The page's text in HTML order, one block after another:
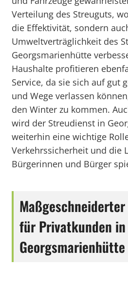
Verteilung des Streuguts,
die Effektivität, sondern
Umweltverträglichkeit des
Georgsmarienhütte
Haushalte profitieren
Service, da sie sich auf gut
und Wege verlassen
den Winter zu kommen.
wird der Streudienst in
weiterhin eine wichtige
Verkehrssicherheit und die
Bürgerinnen und Bürger
für Privatkunden in
Georgsmarienhütte